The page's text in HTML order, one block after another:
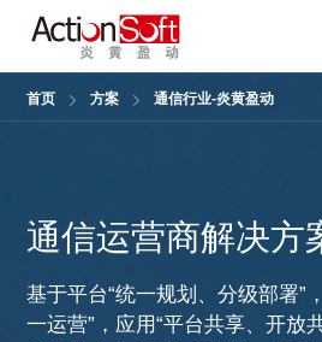
首页 方案 通信行业-炎黄盈动
通信运营商解决方
基于平台“统一规划、分级部署”
一运营”，应用“平台共享、开放